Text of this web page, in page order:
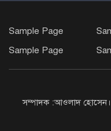
Sample Page
Sample Page
সম্পাদক :আওলাদ